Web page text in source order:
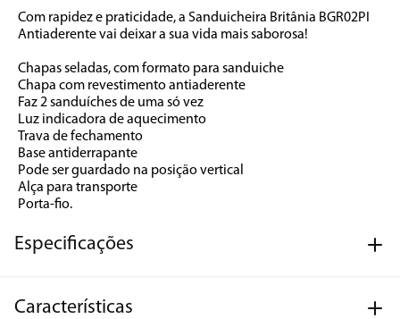
Com rapidez e praticidade, a Sanduicheira Britânia BGR02PI
Antiaderente vai deixar a sua vida mais saborosa!
Chapas seladas, com formato para sanduiche
Chapa com revestimento antiaderente
Faz 2 sanduíches de uma só vez
Luz indicadora de aquecimento
Trava de fechamento
Base antiderrapante
Pode ser guardado na posição vertical
Alça para transporte
Porta-fio.
Especificações
Características